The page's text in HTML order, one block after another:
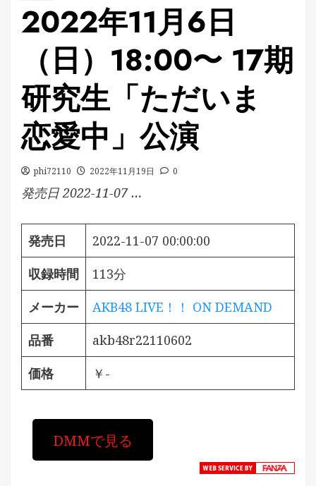
2022年11月6日
（日）18:00〜 17期
研究生「ただいま
恋愛中」公演
phi72110 2022年11月19日 0
発売日 2022-11-07 …
発売日
2022-11-07 00:00:00
収録時間
113分
メーカー
AKB48 LIVE！！ ON DEMAND
品番
akb48r22110602
価格
￥-
DMMで見る